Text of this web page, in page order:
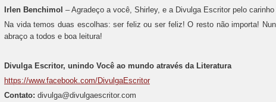
Irlen Benchimol – Agradeço a você, Shirley, e a Divulga Escritor pelo
Na vida temos duas escolhas: ser feliz ou ser feliz! O resto não importa!
abraço a todos e boa leitura!
Divulga Escritor, unindo Você ao mundo através da Literatura
https://www.facebook.com/DivulgaEscritor
Contato: divulga@divulgaescritor.com